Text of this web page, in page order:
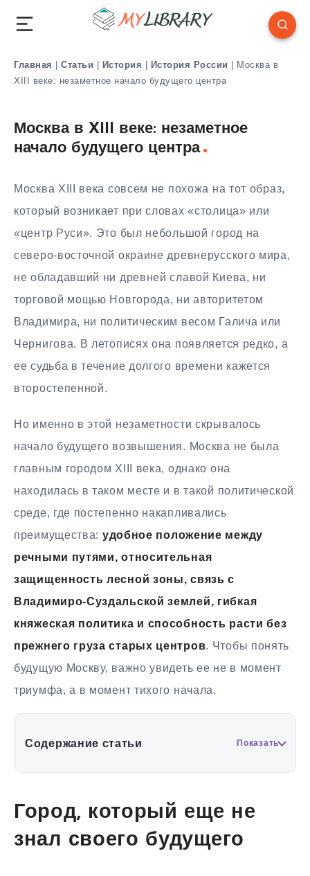
Главная | Статьи | История | История России | Москва в
XIII веке: незаметное начало будущего центра
Москва в XIII веке: незаметное
начало будущего центра
Москва XIII века совсем не похожа на тот образ,
который возникает при словах «столица» или
«центр Руси». Это был небольшой город на
северо-восточной окраине древнерусского мира,
не обладавший ни древней славой Киева, ни
торговой мощью Новгорода, ни авторитетом
Владимира, ни политическим весом Галича или
Чернигова. В летописях она появляется редко, а
ее судьба в течение долгого времени кажется
второстепенной.
Но именно в этой незаметности скрывалось
начало будущего возвышения. Москва не была
главным городом XIII века, однако она
находилась в таком месте и в такой политической
среде, где постепенно накапливались
преимущества: удобное положение между
речными путями, относительная
защищенность лесной зоны, связь с
Владимиро-Суздальской землей, гибкая
княжеская политика и способность расти без
прежнего груза старых центров. Чтобы понять
будущую Москву, важно увидеть ее не в момент
триумфа, а в момент тихого начала.
Содержание статьи Показать
Город, который еще не
знал своего будущего